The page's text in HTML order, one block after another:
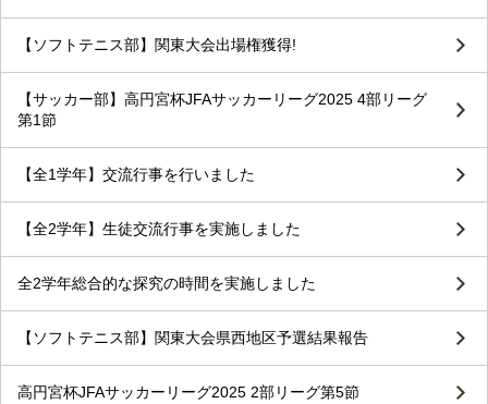
【ソフトテニス部】関東大会出場権獲得!
【サッカー部】高円宮杯JFAサッカーリーグ2025 4部リーグ
第1節
【全1学年】交流行事を行いました
【全2学年】生徒交流行事を実施しました
全2学年総合的な探究の時間を実施しました
【ソフトテニス部】関東大会県西地区予選結果報告
高円宮杯JFAサッカーリーグ2025 2部リーグ第5節